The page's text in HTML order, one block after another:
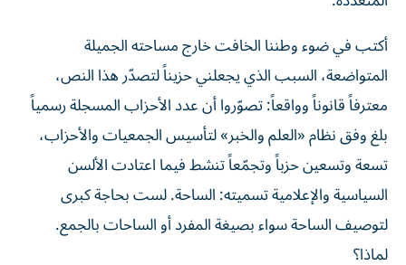
أكتب في ضوء وطننا الخافت خارج مساحته الجميلة
المتواضعة، السبب الذي يجعلني حزيناً لتصدّر هذا النص،
معترفاً قانوناً وواقعاً: تصوّروا أن عدد الأحزاب المسجلة رسمياً
بلغ وفق نظام «العلم والخبر» لتأسيس الجمعيات والأحزاب،
تسعة وتسعين حزباً وتجمّعاً تنشط فيما اعتادت الألسن
السياسية والإعلامية تسميته: الساحة. لست بحاجة كبرى
لتوصيف الساحة سواء بصيغة المفرد أو الساحات بالجمع.
لماذا؟